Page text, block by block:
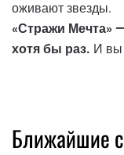
оживают звезды.
«Стражи Мечта»
хотя бы раз. И вы
Ближайшие